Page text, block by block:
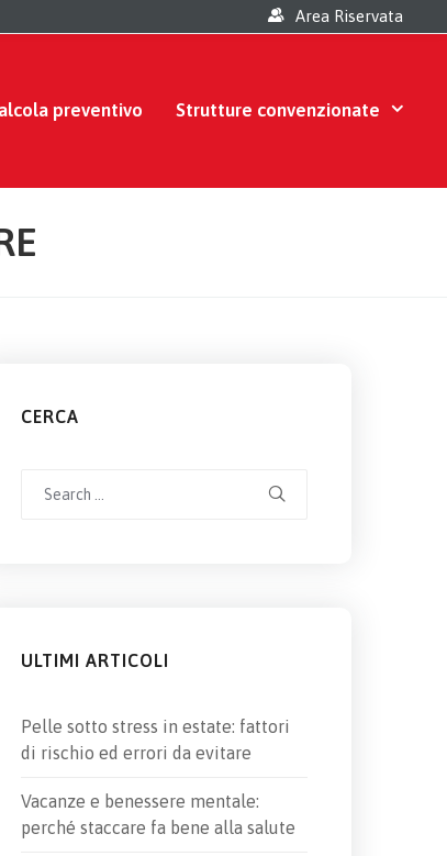
Area Riservata
preventivo Strutture convenzionate
CERCA
ULTIMI ARTICOLI
Pelle sotto stress in estate: fattori
di rischio ed errori da evitare
Vacanze e benessere mentale:
perché staccare fa bene alla salute